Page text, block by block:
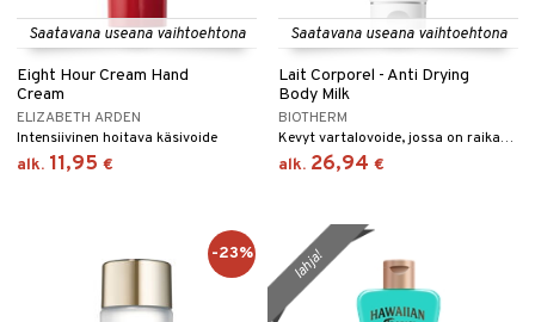
Saatavana useana vaihtoehtona
Eight Hour Cream Hand
Cream
ELIZABETH ARDEN
Intensiivinen hoitava käsivoide
alk. 11,95 €
Saatavana useana vaihtoehtona
Lait Corporel - Anti Drying
Body Milk
BIOTHERM
Kevyt vartalovoide, jossa on raikas sitruunan tuoksu.
alk. 26,94 €
-23% lahja!